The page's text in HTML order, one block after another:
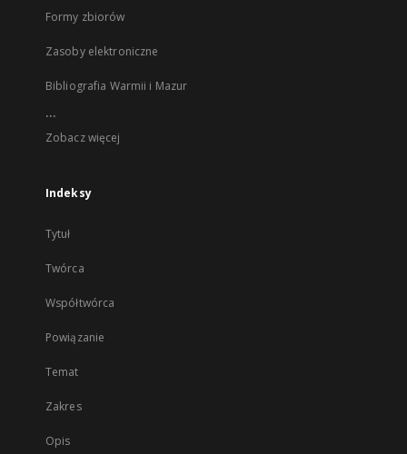
Formy zbiorów
Zasoby elektroniczne
Bibliografia Warmii i Mazur
...
Zobacz więcej
Indeksy
Tytuł
Twórca
Współtwórca
Powiązanie
Temat
Zakres
Opis